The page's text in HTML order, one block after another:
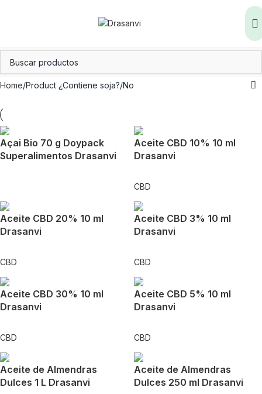
Home Product ¿Contiene soja? No
Açai Bio 70 g Doypack
Superalimentos Drasanvi
Aceite CBD 10% 10 ml
Drasanvi
CBD
Aceite CBD 20% 10 ml
Drasanvi
CBD
Aceite CBD 3% 10 ml
Drasanvi
CBD
Aceite CBD 30% 10 ml
Drasanvi
CBD
Aceite CBD 5% 10 ml
Drasanvi
CBD
Aceite de Almendras
Dulces 1 L Drasanvi
Aceite de Almendras
Dulces 250 ml Drasanvi